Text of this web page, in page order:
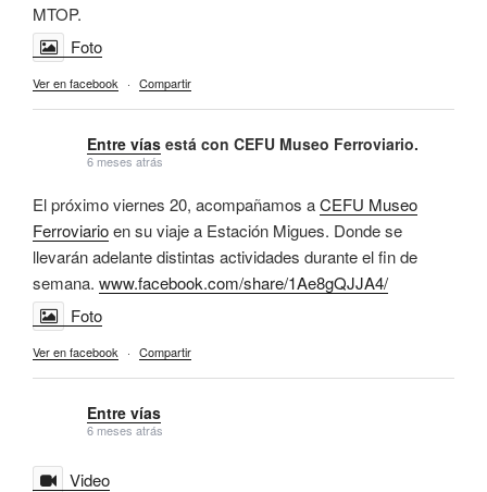
MTOP.
Foto
Ver en facebook · Compartir
Entre vías está con CEFU Museo Ferroviario.
6 meses atrás
El próximo viernes 20, acompañamos aCEFU Museo
Ferroviarioen su viaje a Estación Migues. Donde se
llevarán adelante distintas actividades durante el fin de
semana. www.facebook.com/share/1Ae8gQJJA4/
Foto
Ver en facebook · Compartir
Entre vías
6 meses atrás
Video